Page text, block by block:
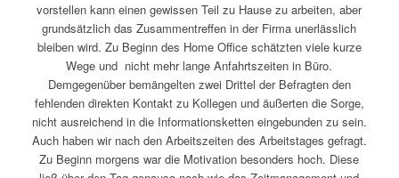
vorstellen kann einen gewissen Teil zu Hause zu arbeiten, aber
grundsätzlich das Zusammentreffen in der Firma unerlässlich
bleiben wird. Zu Beginn des Home Office schätzten viele kurze
Wege und nicht mehr lange Anfahrtszeiten in Büro.
Demgegenüber bemängelten zwei Drittel der Befragten den
fehlenden direkten Kontakt zu Kollegen und äußerten die Sorge,
nicht ausreichend in die Informationsketten eingebunden zu sein.
Auch haben wir nach den Arbeitszeiten des Arbeitstages gefragt.
Zu Beginn morgens war die Motivation besonders hoch. Diese